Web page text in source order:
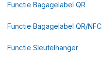
Functie Bagagelabel QR
Functie Bagagelabel QR/NFC
Functie Sleutelhanger